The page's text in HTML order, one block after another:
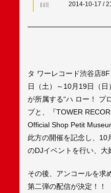
DATE 2014-10-17 /
タ ワーレコード渋谷店
日（土）～10月19日（日
が所属する“ハ ロー！ プ
プと、『TOWER
Official Shop Petit
此方の開催を記念し、10
のDJイベントを行い、大
その後、アンコールを求
第二弾の配信が決定！！